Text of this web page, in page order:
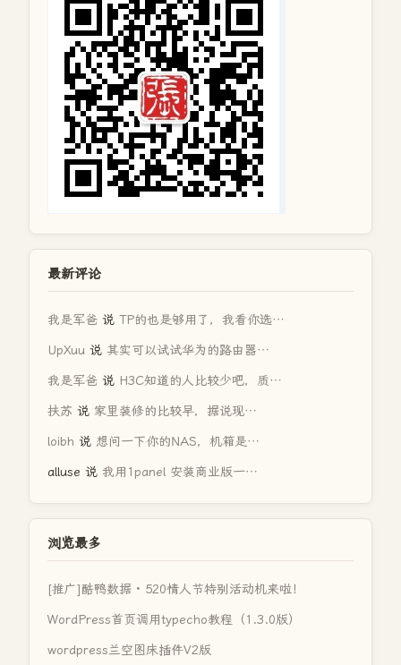
最新评论
我是军爸 说 TP的也是够用了，我看你选…
UpXuu 说 其实可以试试华为的路由器…
我是军爸 说 H3C知道的人比较少吧，质…
扶苏 说 家里装修的比较早，据说现…
loibh 说 想问一下你的NAS，机箱是…
alluse 说 我用1panel 安装商业版一…
浏览最多
[推广]酷鸭数据 · 520情人节特别活动机来啦！
WordPress首页调用typecho教程（1.3.0版）
wordpress兰空图床插件V2版